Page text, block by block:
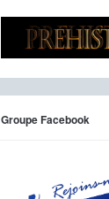
Groupe Facebook